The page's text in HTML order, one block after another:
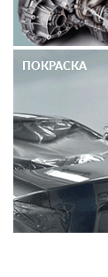
ПОКРАСКА